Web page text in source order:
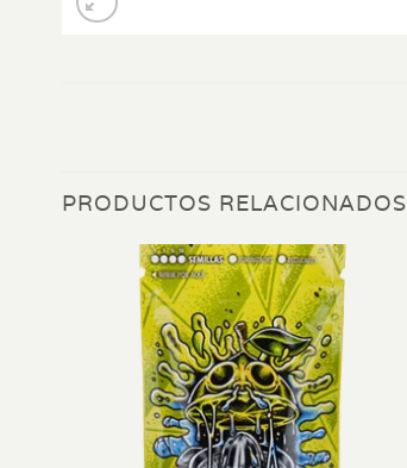
PRODUCTOS RELACIONADOS